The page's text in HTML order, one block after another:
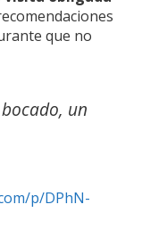
que no
un
p/DPhN-